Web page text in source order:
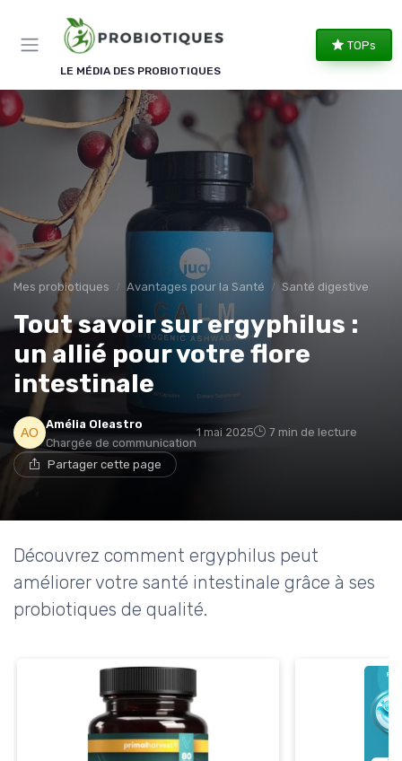
LE MÉDIA DES PROBIOTIQUES
TOPs
Mes probiotiques Avantages pour la Santé Santé digestive
Tout savoir sur ergyphilus :
un allié pour votre flore
intestinale
Amélia Oleastro
Chargée de communication
1 mai 2025 7 min de lecture
Partager cette page
Découvrez comment ergyphilus peut
améliorer votre santé intestinale grâce à ses
probiotiques de qualité.